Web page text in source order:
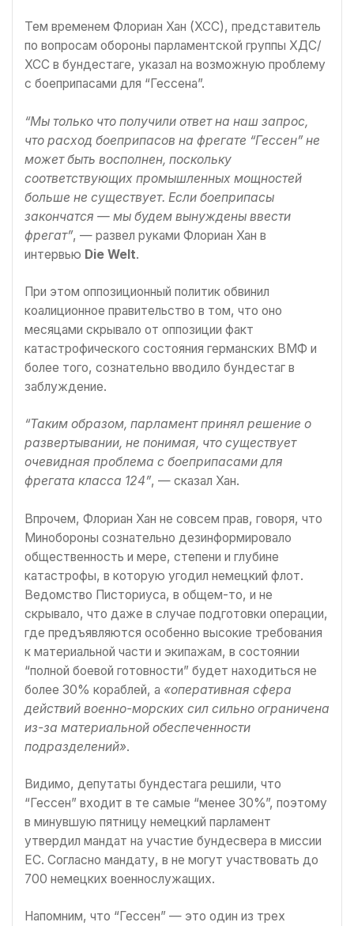
Тем временем Флориан Хан (ХСС), представитель
по вопросам обороны парламентской группы ХДС/
ХСС в бундестаге, указал на возможную проблему
с боеприпасами для “Гессена”.
“Мы только что получили ответ на наш запрос,
что расход боеприпасов на фрегате “Гессен” не
может быть восполнен, поскольку
соответствующих промышленных мощностей
больше не существует. Если боеприпасы
закончатся — мы будем вынуждены ввести
фрегат”, — развел руками Флориан Хан в
интервью Die Welt.
При этом оппозиционный политик обвинил
коалиционное правительство в том, что оно
месяцами скрывало от оппозиции факт
катастрофического состояния германских ВМФ и
более того, сознательно вводило бундестаг в
заблуждение.
“Таким образом, парламент принял решение о
развертывании, не понимая, что существует
очевидная проблема с боеприпасами для
фрегата класса 124”, — сказал Хан.
Впрочем, Флориан Хан не совсем прав, говоря, что
Минобороны сознательно дезинформировало
общественность и мере, степени и глубине
катастрофы, в которую угодил немецкий флот.
Ведомство Писториуса, в общем-то, и не
скрывало, что даже в случае подготовки операции,
где предъявляются особенно высокие требования
к материальной части и экипажам, в состоянии
“полной боевой готовности” будет находиться не
более 30% кораблей, а «оперативная сфера
действий военно-морских сил сильно ограничена
из-за материальной обеспеченности
подразделений».
Видимо, депутаты бундестага решили, что
“Гессен” входит в те самые “менее 30%”, поэтому
в минувшую пятницу немецкий парламент
утвердил мандат на участие бундесвера в миссии
ЕС. Согласно мандату, в не могут участвовать до
700 немецких военнослужащих.
Напомним, что “Гессен” — это один из трех